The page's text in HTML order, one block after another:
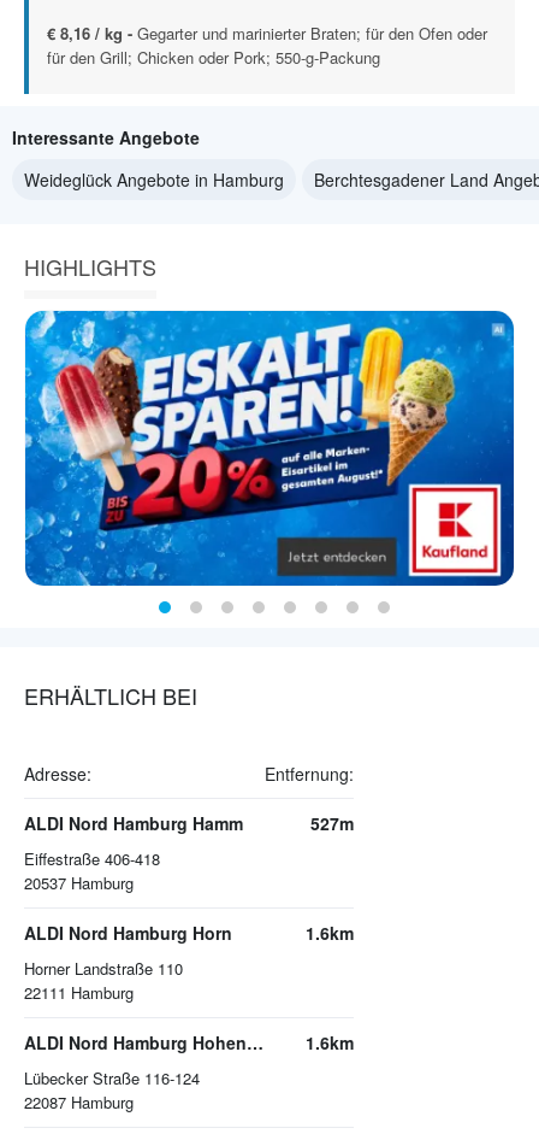
€ 8,16 / kg - Gegarter und marinierter Braten; für den Ofen oder
für den Grill; Chicken oder Pork; 550-g-Packung
Interessante Angebote
Weideglück Angebote in Hamburg
Berchtesgadener Land
HIGHLIGHTS
ERHÄLTLICH BEI
Adresse: Entfernung:
ALDI Nord Hamburg Hamm
Eiffestraße 406-418
20537 Hamburg
527m
ALDI Nord Hamburg Horn
Horner Landstraße 110
22111 Hamburg
1.6km
ALDI Nord Hamburg Hohenfelde
Lübecker Straße 116-124
22087 Hamburg
1.6km